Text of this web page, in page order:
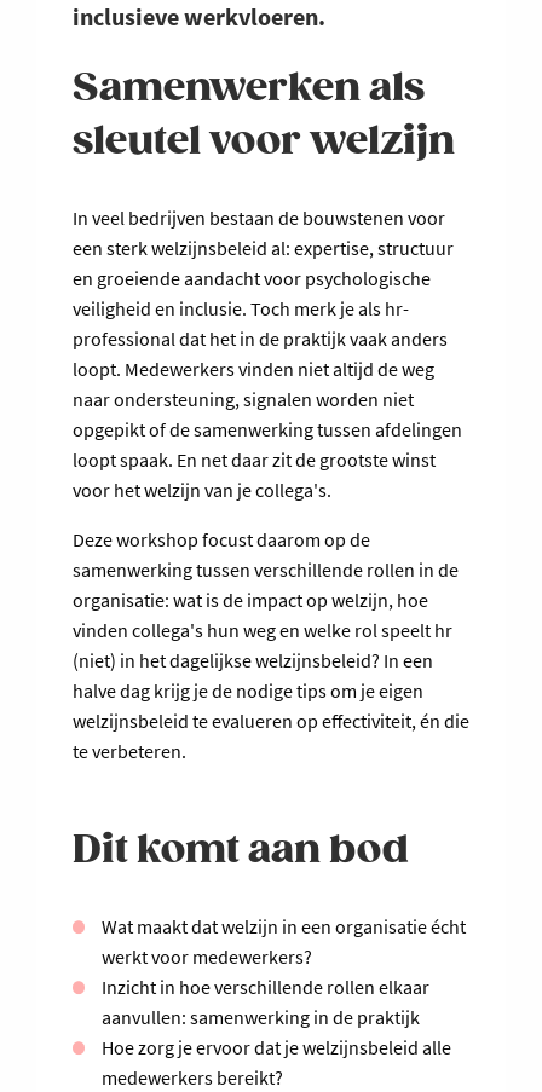
inclusieve werkvloeren.
Samenwerken als
sleutel voor welzijn
In veel bedrijven bestaan de bouwstenen voor
een sterk welzijnsbeleid al: expertise, structuur
en groeiende aandacht voor psychologische
veiligheid en inclusie. Toch merk je als hr-
professional dat het in de praktijk vaak anders
loopt. Medewerkers vinden niet altijd de weg
naar ondersteuning, signalen worden niet
opgepikt of de samenwerking tussen afdelingen
loopt spaak. En net daar zit de grootste winst
voor het welzijn van je collega's.
Deze workshop focust daarom op de
samenwerking tussen verschillende rollen in de
organisatie: wat is de impact op welzijn, hoe
vinden collega's hun weg en welke rol speelt hr
(niet) in het dagelijkse welzijnsbeleid? In een
halve dag krijg je de nodige tips om je eigen
welzijnsbeleid te evalueren op effectiviteit, én die
te verbeteren.
Dit komt aan bod
Wat maakt dat welzijn in een organisatie écht
werkt voor medewerkers?
Inzicht in hoe verschillende rollen elkaar
aanvullen: samenwerking in de praktijk
Hoe zorg je ervoor dat je welzijnsbeleid alle
medewerkers bereikt?